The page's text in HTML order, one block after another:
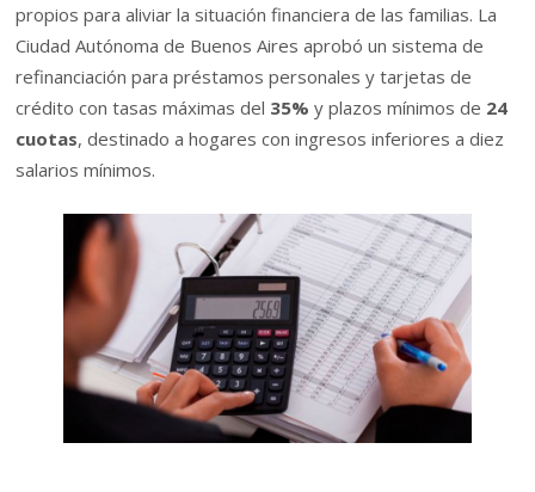
propios para aliviar la situación financiera de las familias. La
Ciudad Autónoma de Buenos Aires aprobó un sistema de
refinanciación para préstamos personales y tarjetas de
crédito con tasas máximas del 35% y plazos mínimos de 24
cuotas, destinado a hogares con ingresos inferiores a diez
salarios mínimos.